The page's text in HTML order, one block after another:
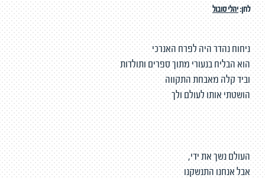
לחן:יהלי סובול
ניחוח נהדר היה לפרח האנרכי
הוא הבליח בנעורי מתוך ספרים ותולדות
וביד קלה מאבחת התקווה
הושטתי אותו לעולם ולך
העולם נשך את ידי,
אבל אנחנו התנשקנו